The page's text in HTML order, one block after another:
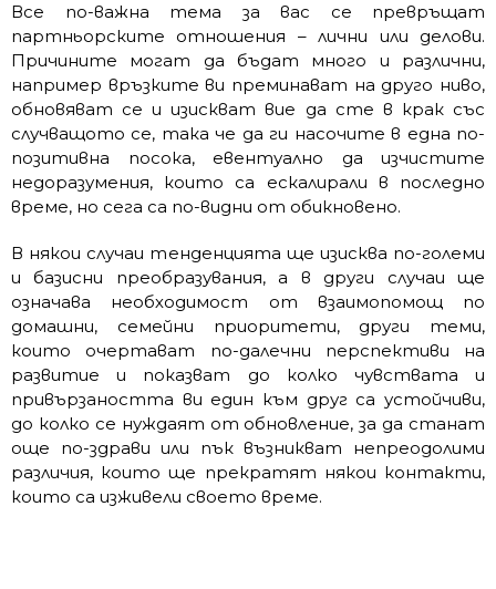
Все по-важна тема за вас се превръщат
партньорските отношения – лични или делови.
Причините могат да бъдат много и различни,
например връзките ви преминават на друго ниво,
обновяват се и изискват вие да сте в крак със
случващото се, така че да ги насочите в една по-
позитивна посока, евентуално да изчистите
недоразумения, които са ескалирали в последно
време, но сега са по-видни от обикновено.
В някои случаи тенденцията ще изисква по-големи
и базисни преобразувания, а в други случаи ще
означава необходимост от взаимопомощ по
домашни, семейни приоритети, други теми,
които очертават по-далечни перспективи на
развитие и показват до колко чувствата и
привързаността ви един към друг са устойчиви,
до колко се нуждаят от обновление, за да станат
още по-здрави или пък възникват непреодолими
различия, които ще прекратят някои контакти,
които са изживели своето време.